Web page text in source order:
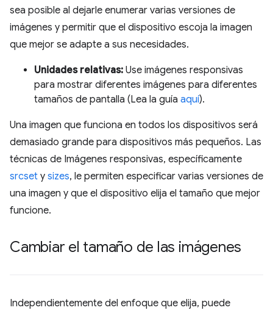
sea posible al dejarle enumerar varias versiones de
imágenes y permitir que el dispositivo escoja la imagen
que mejor se adapte a sus necesidades.
Unidades relativas: Use imágenes responsivas
para mostrar diferentes imágenes para diferentes
tamaños de pantalla (Lea la guía aquí).
Una imagen que funciona en todos los dispositivos será
demasiado grande para dispositivos más pequeños. Las
técnicas de Imágenes responsivas, específicamente
srcset y sizes, le permiten especificar varias versiones de
una imagen y que el dispositivo elija el tamaño que mejor
funcione.
Cambiar el tamaño de las imágenes
Independientemente del enfoque que elija, puede